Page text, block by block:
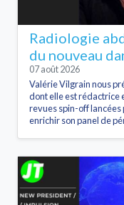
Radiologie
du nouveau
07 août 2026
Valérie Vilgrain nous
dont elle est rédactrice
revues spin-off lancées
enrichir son panel de